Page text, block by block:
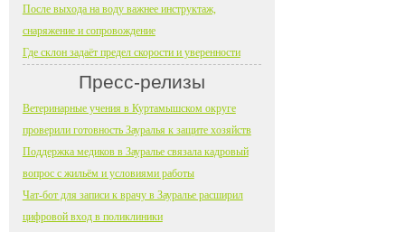
После выхода на воду важнее инструктаж,
снаряжение и сопровождение
Где склон задаёт предел скорости и уверенности
Пресс-релизы
Ветеринарные учения в Куртамышском округе
проверили готовность Зауралья к защите хозяйств
Поддержка медиков в Зауралье связала кадровый
вопрос с жильём и условиями работы
Чат-бот для записи к врачу в Зауралье расширил
цифровой вход в поликлиники